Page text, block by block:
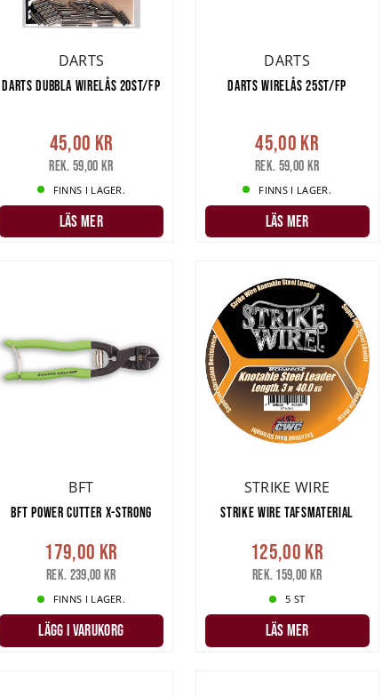
DARTS
DARTS DUBBLA WIRELÅS 20ST/FP
45,00 kr
Rek. 59,00 kr
FINNS I LAGER.
LÄS MER
DARTS
DARTS WIRELÅS 25ST/FP
45,00 kr
Rek. 59,00 kr
FINNS I LAGER.
LÄS MER
BFT
BFT POWER CUTTER X-STRONG
179,00 kr
Rek. 239,00 kr
FINNS I LAGER.
LÄGG I VARUKORG
STRIKE WIRE
STRIKE WIRE TAFSMATERIAL
125,00 kr
Rek. 159,00 kr
5 ST
LÄS MER